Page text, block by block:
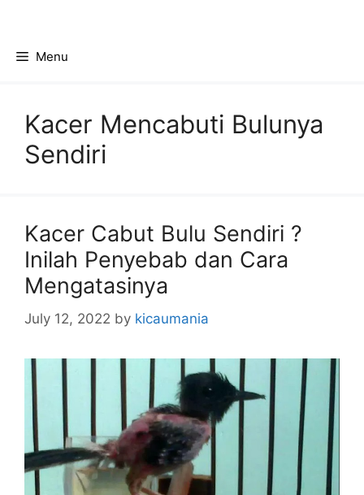
contentMenu
Kacer Mencabuti Bulunya
Sendiri
Kacer Cabut Bulu Sendiri ?
Inilah Penyebab dan Cara
Mengatasinya
July 12, 2022 by kicaumania